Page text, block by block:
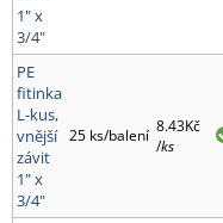
1" x
3/4"
PE
fitinka
L-kus,
vnější
závit
1" x
3/4"
25 ks/balení 8.43Kč
/ks